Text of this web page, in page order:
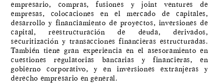
empresario, compras, fusiones y joint ventures de
empresas, colocaciones en el mercado de capitales,
desarrollo y financiamiento de proyectos, inversiones de
capital, reestructuración de deuda, derivados,
securitización y transacciones financieras estructuradas.
También tiene gran experiencia en el asesoramiento en
cuestiones regulatorias bancarias y financieras, en
gobierno corporativo, y en inversiones extranjeras y
derecho empresario en general.